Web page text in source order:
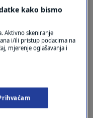
kako bismo
Aktivno skeniranje
i/ili pristup podacima na
mjerenje oglašavanja i